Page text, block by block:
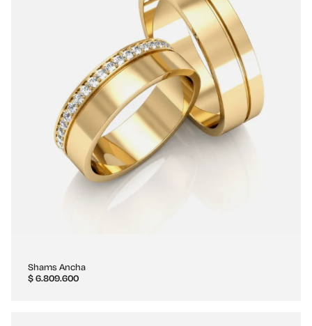
Shams Ancha
$6.809.600